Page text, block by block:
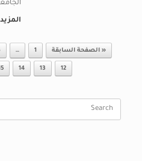
المزيد
Post navigation
« الصفحة السابقة 1
…
12
13
14